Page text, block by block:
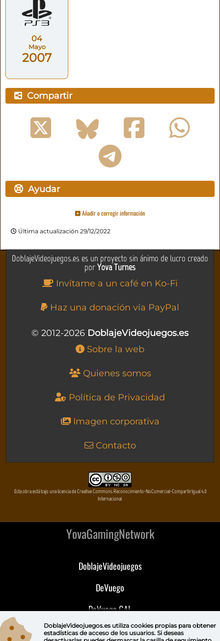
04
Mayo
2007
Compartir
Ayudar
Añadir o corregir información
Última actualización 29/12/2022
DoblajeVideojuegos.es es un proyecto sin ánimo de lucro creado
porYova Turnes
Invítame a un café en Ko-Fi
Haz una donación vía PayPal
© 2012-2026 DoblajeVideojuegos.es
Sobre la web
Quienes somos
Política de Privacidad
Imagen corporativa
Contacto
Esta obra está bajo una licencia de Creative Commons Reconocimiento-NoComercial-CompartirIgual 4.0
Internacional
YovaGamingNetwork
DoblajeVideojuegos
DeVuego
DeVuego GAL
DeVuego LATAM
DoblajeVideojuegos.es utiliza cookies propiaspara obtener
estadísticas de acceso de los usuarios. Si deseas